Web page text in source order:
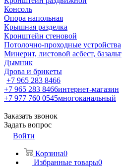
Консоль
Опора напольная
Крышная разделка
Кронштейн стеновой
Потолочно-проходные устройства
Минерит, листовой асбест, базальт
Дымник
Дрова и брикеты
+7 965 283 8466
+7 965 283 8466интернет-магазин
+7 977 760 0545многоканальный
Заказать звонок
Задать вопрос
Войти
Корзина0
Избранные товары0